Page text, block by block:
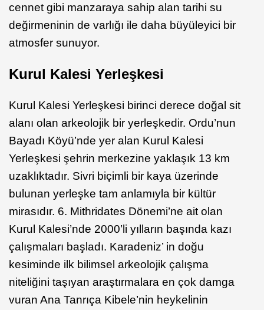
cennet gibi manzaraya sahip alan tarihi su
değirmeninin de varlığı ile daha büyüleyici bir
atmosfer sunuyor.
Kurul Kalesi Yerleşkesi
Kurul Kalesi Yerleşkesi birinci derece doğal sit
alanı olan arkeolojik bir yerleşkedir. Ordu’nun
Bayadı Köyü’nde yer alan Kurul Kalesi
Yerleşkesi şehrin merkezine yaklaşık 13 km
uzaklıktadır. Sivri biçimli bir kaya üzerinde
bulunan yerleşke tam anlamıyla bir kültür
mirasıdır. 6. Mithridates Dönemi’ne ait olan
Kurul Kalesi’nde 2000’li yılların başında kazı
çalışmaları başladı. Karadeniz’ in doğu
kesiminde ilk bilimsel arkeolojik çalışma
niteliğini taşıyan araştırmalara en çok damga
vuran Ana Tanrıça Kibele’nin heykelinin